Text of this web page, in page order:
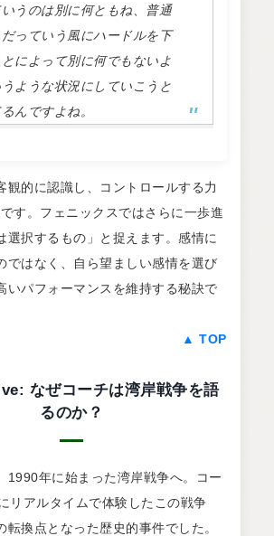
うのは別に何ともね、普通
っていう風にハードルを下
によって別に何でもないよ
ような状況にしていこうと
んですよね。
観的に認識し、コントロールする力
です。フェニックスではさらに一歩進
選択するもの」と捉えます。感情に
ではなく、自ら望ましい感情を選び
いパフォーマンスを維持する秘訣で
▲ TOP
なぜコーチは湾岸戦争を語
るのか？
1990年に始まった湾岸戦争へ。コー
リアルタイムで体験したこの戦争
転換点となった歴史的事件でした。